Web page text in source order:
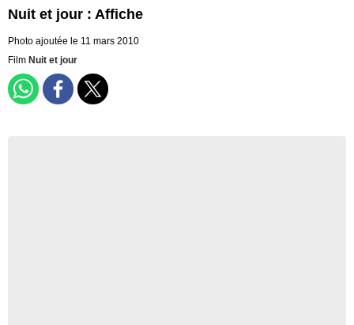
Nuit et jour : Affiche
Photo ajoutée le 11 mars 2010
Film Nuit et jour